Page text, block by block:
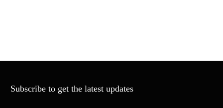
Subscribe to get the latest updates